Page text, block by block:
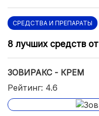
СРЕДСТВА И ПРЕПАРАТЫ
8 лучших средств
ЗОВИРАКС - КРЕМ
Рейтинг: 4.6